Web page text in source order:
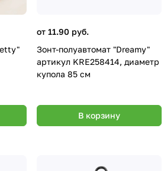
от 11.90 руб.
Зонт-полуавтомат "Dreamy"
артикул KRE258414, диаметр
купола 85 см
В корзину